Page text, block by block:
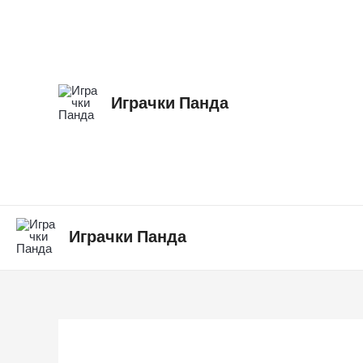
Играчки Панда
Играчки Панда